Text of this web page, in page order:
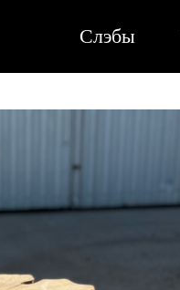
Слэбы